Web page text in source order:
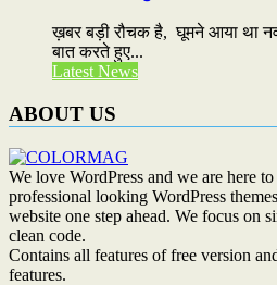
ख़बर बड़ी रौचक है, घूमने आया था नव
बात करते हुए...
Latest News
ABOUT US
We love WordPress and we are here
professional looking WordPress
website one step ahead. We focus on
clean code.
Contains all features of free version
features.